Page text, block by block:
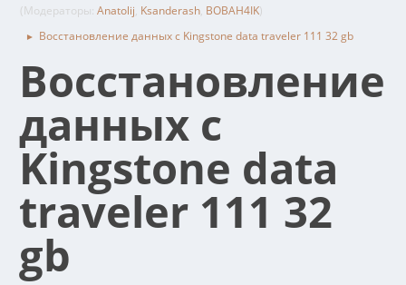
(Модераторы: Anatolij, Ksanderash, BOBAH4IK)
► Восстановление данных с Kingstone data traveler 111 32 gb
Восстановление
данных с
Kingstone data
traveler 111 32
gb